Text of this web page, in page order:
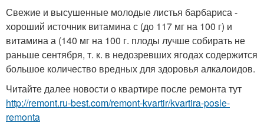
Свежие и высушенные молодые листья барбариса -
хороший источник витамина с (до 117 мг на 100 г) и
витамина а (140 мг на 100 г. плоды лучше собирать не
раньше сентября, т. к. в недозревших ягодах содержится
большое количество вредных для здоровья алкалоидов.
Читайте далее новости о квартире после ремонта тут
http://remont.ru-best.com/remont-kvartir/kvartira-posle-
remonta